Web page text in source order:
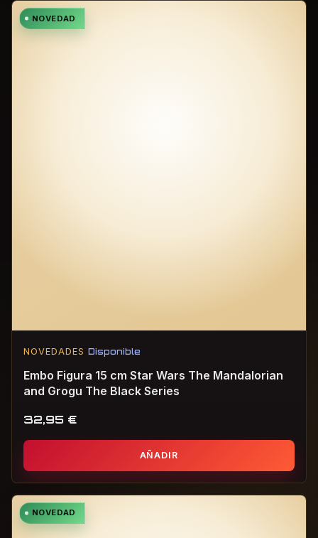
NOVEDAD
NOVEDADES Disponible
Embo Figura 15 cm Star Wars The Mandalorian
and Grogu The Black Series
32,95 €
AÑADIR
NOVEDAD